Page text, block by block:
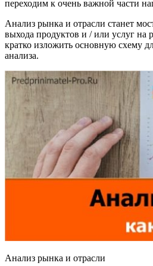
переходим к очень важной части
Анализ рынка и отрасли станет
выхода продуктов и / или услуг на
кратко изложить основную схему
анализа.
Анализ рынка и отрасли